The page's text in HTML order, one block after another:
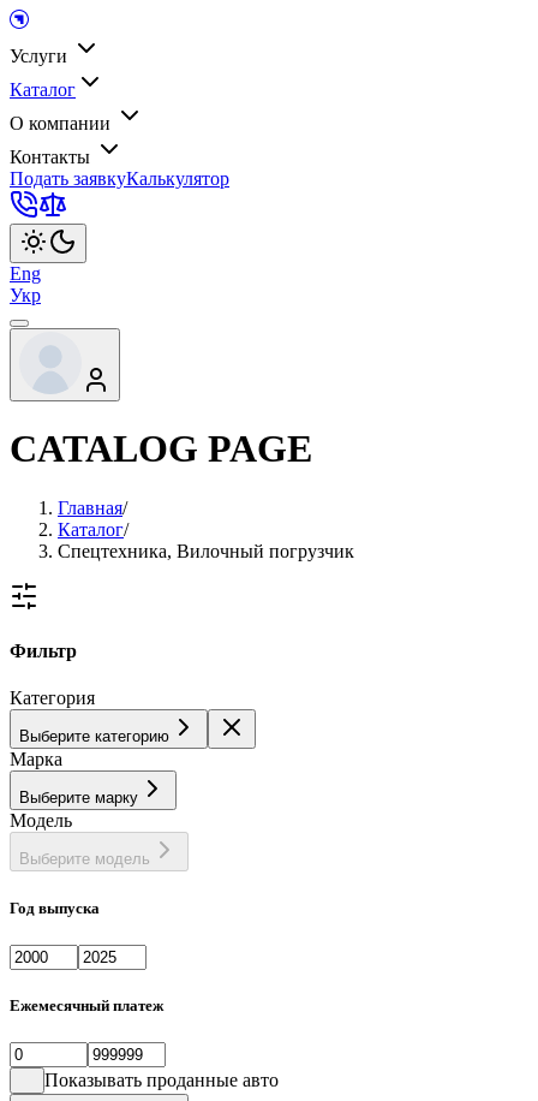
Услуги
Каталог
О компании
Контакты
Подать заявкуКалькулятор
Eng
Укр
CATALOG PAGE
Главная/
Каталог/
Спецтехника, Вилочный погрузчик
Фильтр
Категория
Выберите категорию
Марка
Выберите марку
Модель
Выберите модель
Год выпуска
Ежемесячный платеж
Показывать проданные авто